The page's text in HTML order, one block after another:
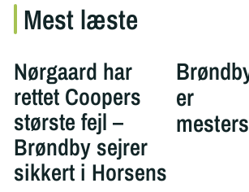
Mest læste
Nørgaard har
rettet Coopers
største fejl –
Brøndby sejrer
sikkert i Horsens
er